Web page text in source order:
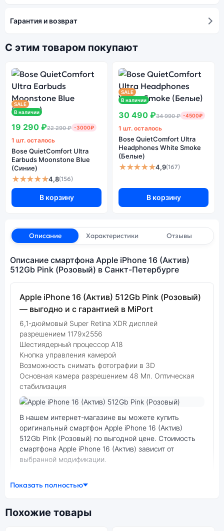
Гарантия и возврат
С этим товаром покупают
SALE
В наличии
19 290 ₽22 290 ₽ -3000₽
1 шт. осталось
Bose QuietComfort Ultra
Earbuds Moonstone Blue
(Синие)
★★★★★4,8(156)
В корзину
SALE
В наличии
30 490 ₽34 990 ₽ -4500₽
1 шт. осталось
Bose QuietComfort Ultra
Headphones White Smoke
(Белые)
★★★★★4,9(167)
В корзину
Описание Характеристики Отзывы
Описание смартфона Apple iPhone 16 (Актив)
512Gb Pink (Розовый) в Санкт-Петербурге
Apple iPhone 16 (Актив) 512Gb Pink (Розовый)
— выгодно и с гарантией в MiPort
6,1-дюймовый Super Retina XDR дисплей
разрешением 1179x2556
Шестиядерный процессор А18
Кнопка управления камерой
Возможность снимать фотографии в 3D
Основная камера разрешением 48 Мп. Оптическая
стабилизация
В нашем интернет-магазине вы можете купить
оригинальный смартфон Apple iPhone 16 (Актив)
512Gb Pink (Розовый) по выгодной цене. Стоимость
смартфона Apple iPhone 16 (Актив) зависит от
выбранной модификации.
(Розовый) — удачное сочетание цены,
разных конфигурациях и цветах — выбирайте под
Показать полностью
Похожие товары